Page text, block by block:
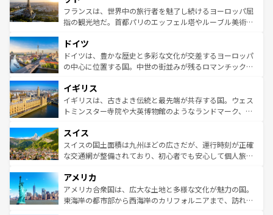
しい。
る。首都マドリードの洗練された雰囲気や、バルセロナの
アートに溢れた街角から、地方では古代ローマ遺跡や中世
せる。地方によって風土や気候が異なるスペインはその個
性で訪れる人を魅了する。 なお、新着のスペイン情報は コ
ンテンツ一覧を参照してほしい。
フランスは、世界中の旅行者を魅了し続けるヨーロッパ屈
指の観光地だ。首都パリのエッフェル塔やルーブル美術館
で、幅広い魅力が詰まっている。華麗な宮殿、歴史的な大
聖堂、美しいビーチ、そして豊かな自然が、訪れる者を心
から魅了する。また、フランスは美食の国としても知ら
いる。シャンパンの発祥地であるランス、プロヴァンスの
香り高いラベンダー畑など、多彩な楽しみ方が可能だ。さ
らに、パリ以外の地域にも魅力が溢れており、どの街角に
れる地方に足を運ぶとそれぞれで全く異なる文化を体験で
きるだろう。 なお、新着のフランス情報はコンテンツ一覧
を参照してほしい。
ドイツ
ドイツは、豊かな歴史と多彩な文化が交差するヨーロッパ
の中心に位置する国。中世の街並みが残るロマンチック街
顔を持つこの国は、どこを歩いても飽きることがない。ベ
ルリンの文化的活気、バイエルン州のアルプスの絶景、そ
してライン川沿いのワイン畑といった風景は必見。ビール
は、お酒好きな人にはぜひ体験してほしい。 なお、新着の
ドイツ情報はコンテンツ一覧を参照してほしい。
イギリス
イギリスは、古きよき伝統と最先端が共存する国。ウェス
トミンスター寺院や大英博物館のようなランドマーク、歴
リアごとに異なる魅力がある。また、優雅なアフタヌーン
ティー、ビール好きにはたまらない英国パブ、サッカー観
戦など、本場だからこそできる体験も豊富。イギリスを旅
ンツ一覧を参照してほしい。
スイス
スイスの国土面積は九州ほどの広さだが、運行時刻が正確
な交通網が整備されており、初心者でも安心して個人旅行
の建物がそのまま残る町や、スイスならではのユニークな
博物館もあり、アルプス観光だけでなく町歩きも満喫する
ことができる。国民の所得が高いため物価も高いが、旅行
アメリカ
アメリカ合衆国は、広大な土地と多様な文化が魅力の国。
東海岸の都市部から西海岸のカリフォルニアまで、訪れる